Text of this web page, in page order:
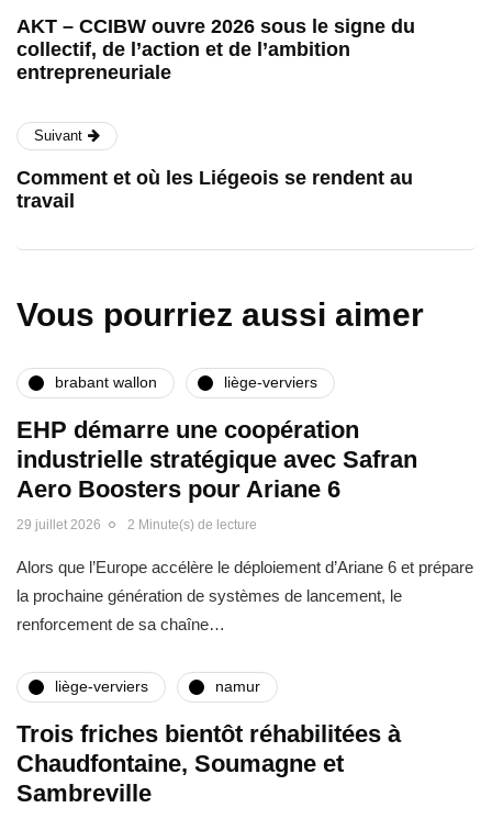
AKT – CCIBW ouvre 2026 sous le signe du
collectif, de l’action et de l’ambition
entrepreneuriale
Suivant
Comment et où les Liégeois se rendent au
travail
Vous pourriez aussi aimer
brabant wallon liège-verviers
EHP démarre une coopération
industrielle stratégique avec Safran
Aero Boosters pour Ariane 6
29 juillet 2026 2 Minute(s) de lecture
Alors que l’Europe accélère le déploiement d’Ariane 6 et prépare
la prochaine génération de systèmes de lancement, le
renforcement de sa chaîne…
liège-verviers namur
Trois friches bientôt réhabilitées à
Chaudfontaine, Soumagne et
Sambreville